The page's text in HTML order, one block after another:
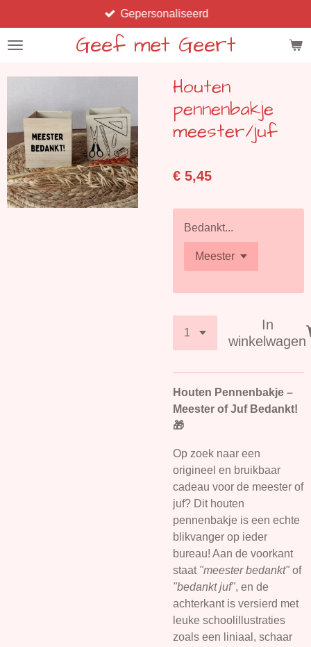
direct
naar
Geef met Geert
Gepersonaliseerd
Houten
pennenbakje
meester/juf
€ 5,45
Bedankt...
In
winkelwagen
Houten Pennenbakje –
Meester of Juf Bedankt!
🎁
Op zoek naar een
origineel en bruikbaar
cadeau voor de meester of
juf? Dit houten
pennenbakje is een echte
blikvanger op ieder
bureau! Aan de voorkant
staat "meester bedankt" of
"bedankt juf", en de
achterkant is versierd met
leuke schoolillustraties
zoals een liniaal, schaar